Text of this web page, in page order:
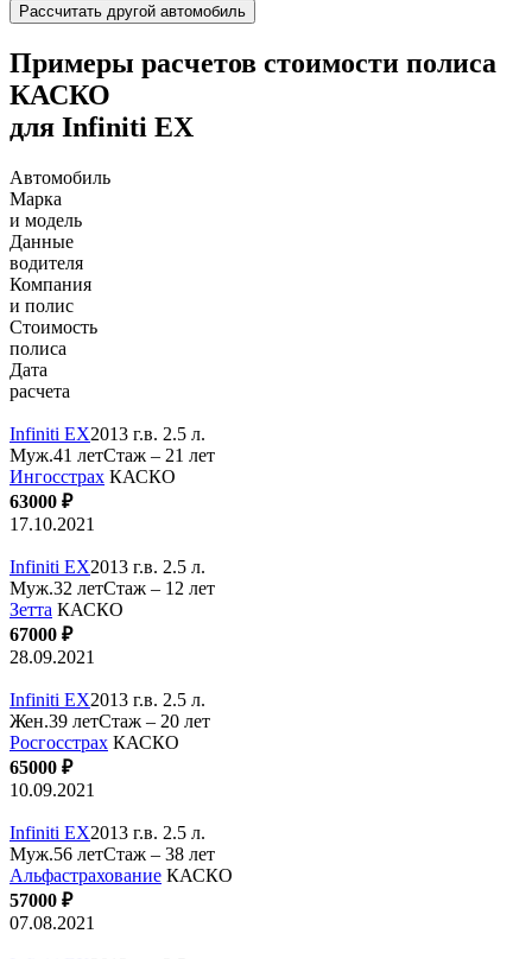
Рассчитать другой автомобиль
Примеры расчетов стоимости полиса
КАСКО
для Infiniti EX
Автомобиль
Марка
и модель
Данные
водителя
Компания
и полис
Стоимость
полиса
Дата
расчета
Infiniti EX2013 г.в. 2.5 л.
Муж.41 летСтаж – 21 лет
Ингосстрах КАСКО
63000 ₽
17.10.2021
Infiniti EX2013 г.в. 2.5 л.
Муж.32 летСтаж – 12 лет
Зетта КАСКО
67000 ₽
28.09.2021
Infiniti EX2013 г.в. 2.5 л.
Жен.39 летСтаж – 20 лет
Росгосстрах КАСКО
65000 ₽
10.09.2021
Infiniti EX2013 г.в. 2.5 л.
Муж.56 летСтаж – 38 лет
Альфастрахование КАСКО
57000 ₽
07.08.2021